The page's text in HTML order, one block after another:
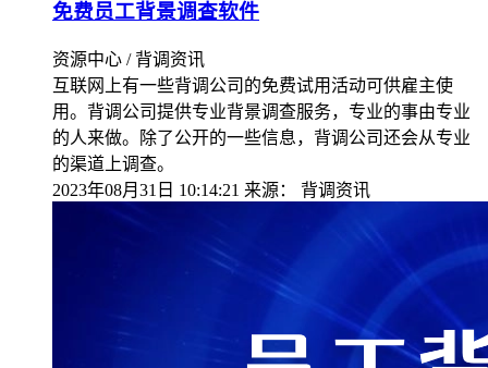
免费员工背景调查软件
资源中心 / 背调资讯
互联网上有一些背调公司的免费试用活动可供雇主使
用。背调公司提供专业背景调查服务，专业的事由专业
的人来做。除了公开的一些信息，背调公司还会从专业
的渠道上调查。
2023年08月31日 10:14:21 来源： 背调资讯